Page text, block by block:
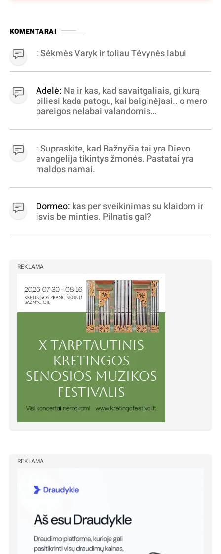
KOMENTARAI
:Sėkmės Varyk ir toliau Tėvynės labui
Adelė: Na ir kas, kad savaitgaliais, gi kurą
piliesi kada patogu, kai baiginėjasi.. o mero
pareigos nelabai valandomis
virpinimas, ieškokit kur milijonus vagia
dujininkai, elektros aferistai, stadionų
statytojai Vilnuje
:Supraskite, kad Bažnyčia tai yra Dievo
evangelija tikintys žmonės. Pastatai yra
maldos namai.
Dormeo: kas per sveikinimas su klaidom ir
isvis be minties. Pilnatis gal?
REKLAMA
REKLAMA